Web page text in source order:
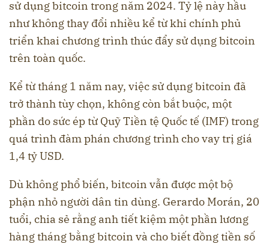
sử dụng bitcoin trong năm 2024. Tỷ lệ này hầu
như không thay đổi nhiều kể từ khi chính phủ
triển khai chương trình thúc đẩy sử dụng bitcoin
trên toàn quốc.
Kể từ tháng 1 năm nay, việc sử dụng bitcoin đã
trở thành tùy chọn, không còn bắt buộc, một
phần do sức ép từ Quỹ Tiền tệ Quốc tế (IMF) trong
quá trình đàm phán chương trình cho vay trị giá
1,4 tỷ USD.
Dù không phổ biến, bitcoin vẫn được một bộ
phận nhỏ người dân tin dùng. Gerardo Morán, 20
tuổi, chia sẻ rằng anh tiết kiệm một phần lương
hàng tháng bằng bitcoin và cho biết đồng tiền số